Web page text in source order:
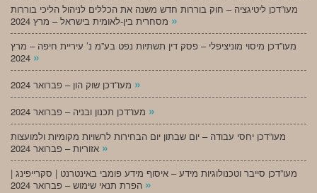
מעו”דכן ליטיגציה – חוק בוררות חדש משנה את הכללים לניהול הליכי בוררות
»
מעו”דכן מיסוי מוניציפלי – פסק דין תשתיות נפט בע”מ נ’ עיריית חיפה – מרץ
»
»
»
מעו”דכן יחסי עבודה – יום שבתון יום הבחירות לרשויות מקומיות ולמועצות
»
מעו”דכן סייבר וטכנולוגיות מידע – איסוף מידע פומבי באינטרנט | סקרייפינג |
»